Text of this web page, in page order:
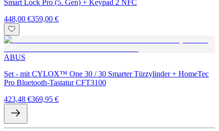
Smart Lock Pro (5. Gen) + Keypad 2 NFC
448,00 €359,00 €
ABUS
Set - mit CYLOX™ One 30 / 30 Smarter Türzylinder + HomeTec
Pro Bluetooth-Tastatur CFT3100
423,48 €369,95 €